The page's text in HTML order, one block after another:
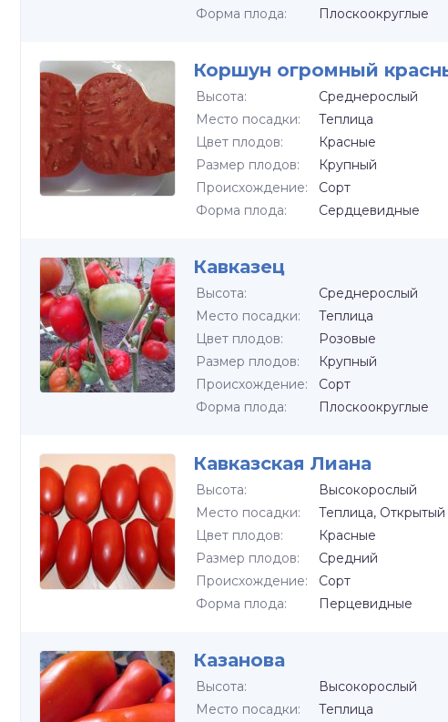
Форма плода:
Плоскоокруглые
Коршун огромный
Высота:
Среднерослый
Место посадки:
Теплица
Цвет плодов:
Красные
Размер плодов:
Крупный
Происхождение:
Сорт
Форма плода:
Сердцевидные
Кавказец
Высота:
Среднерослый
Место посадки:
Теплица
Цвет плодов:
Розовые
Размер плодов:
Крупный
Происхождение:
Сорт
Форма плода:
Плоскоокруглые
Кавказская Лиана
Высота:
Высокорослый
Место посадки:
Теплица, Открытый
Цвет плодов:
Красные
Размер плодов:
Средний
Происхождение:
Сорт
Форма плода:
Перцевидные
Казанова
Высота:
Высокорослый
Место посадки:
Теплица